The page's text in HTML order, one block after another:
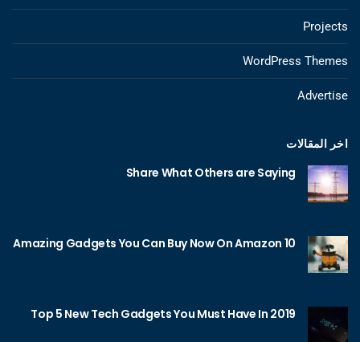
Projects
WordPress Themes
Advertise
اخر المقالات
Share What Others are Saying
10 Amazing Gadgets You Can Buy Now On Amazon
Top 5 New Tech Gadgets You Must Have In 2019